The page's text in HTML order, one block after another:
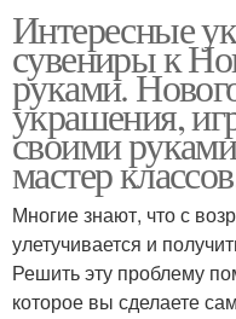
Интересные
сувениры к
руками.
украшения,
своими
мастер
Многие знают, что с
улетучивается и
Решить эту проблему
которое вы сделаете